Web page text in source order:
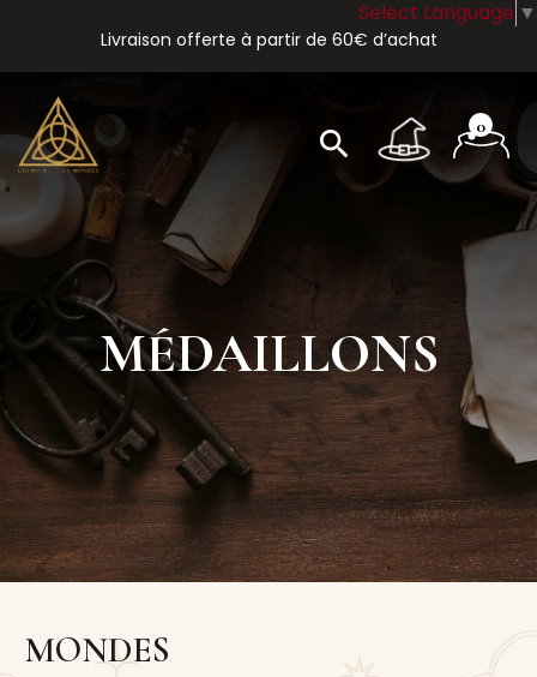
Livraison offerte à partir de 60€ d’achat
search 0
MÉDAILLONS
MONDES
Select Language ▼